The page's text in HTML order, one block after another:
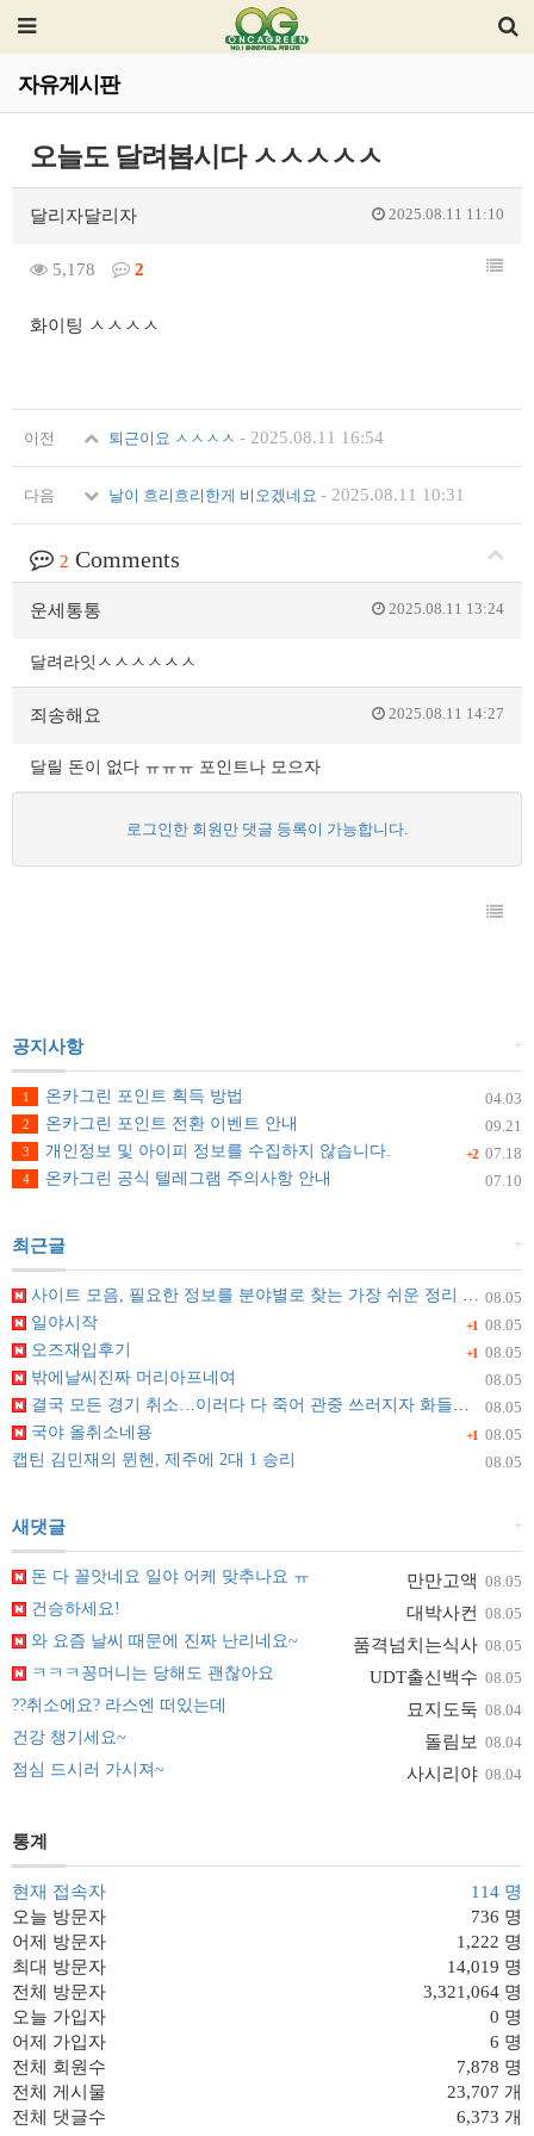
자유게시판
오늘도 달려봅시다 ㅅㅅㅅㅅㅅ
달리자달리자 2025.08.11 11:10
5,178 2
화이팅 ㅅㅅㅅㅅ
이전 퇴근이요 ㅅㅅㅅㅅ - 2025.08.11 16:54
다음 날이 흐리흐리한게 비오겠네요 - 2025.08.11 10:31
2 Comments
운세통통 2025.08.11 13:24
달려라잇ㅅㅅㅅㅅㅅㅅ
죄송해요 2025.08.11 14:27
달릴 돈이 없다 ㅠㅠㅠ 포인트나 모으자
로그인한 회원만 댓글 등록이 가능합니다.
+
공지사항
04.03
1
온카그린 포인트 획득 방법
09.21
2 온카그린 포인트 전환 이벤트 안내
+2 07.18
3
개인정보 및 아이피 정보를 수집하지 않습니다.
07.10
4 온카그린 공식 텔레그램 주의사항 안내
+
최근글
08.05
사이트 모음, 필요한 정보를 분야별로 찾는 가장 쉬운 정리 방법
+1 08.05
일야시작
+1 08.05
오즈재입후기
08.05
밖에날씨진짜 머리아프네여
08.05
결국 모든 경기 취소…이러다 다 죽어 관중 쓰러지자 화들짝 [자막뉴스]
+1 08.05
국야 올취소네용
08.05
캡틴 김민재의 뮌헨, 제주에 2대 1 승리
+
새댓글
만만고액 08.05
돈 다 꼴앗네요 일야 어케 맞추나요 ㅠ
대박사컨 08.05
건승하세요!
품격넘치는식사 08.05
와 요즘 날씨 때문에 진짜 난리네요~
UDT출신백수 08.05
ㅋㅋㅋ꽁머니는 당해도 괜찮아요
묘지도둑 08.04
??취소에요? 라스엔 떠있는데
돌림보 08.04
건강 챙기세요~
사시리야 08.04
점심 드시러 가시져~
통계
현재 접속자
114 명
오늘 방문자
736 명
어제 방문자
1,222 명
최대 방문자
14,019 명
전체 방문자
3,321,064 명
오늘 가입자
0 명
어제 가입자
6 명
전체 회원수
7,878 명
전체 게시물
23,707 개
전체 댓글수
6,373 개